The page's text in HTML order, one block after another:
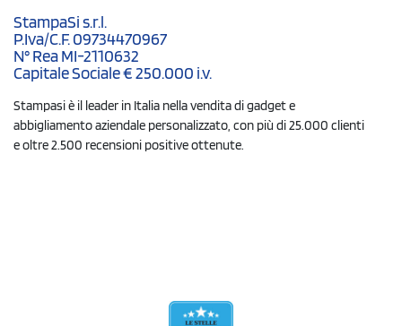
StampaSi s.r.l.
P.Iva/C.F. 09734470967
N° Rea MI-2110632
Capitale Sociale € 250.000 i.v.
Stampasi è il leader in Italia nella vendita di gadget e
abbigliamento aziendale personalizzato, con più di 25.000 clienti
e oltre 2.500 recensioni positive ottenute.